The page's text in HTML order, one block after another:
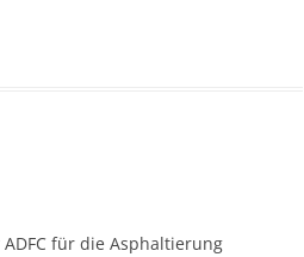
für die Asphaltierung